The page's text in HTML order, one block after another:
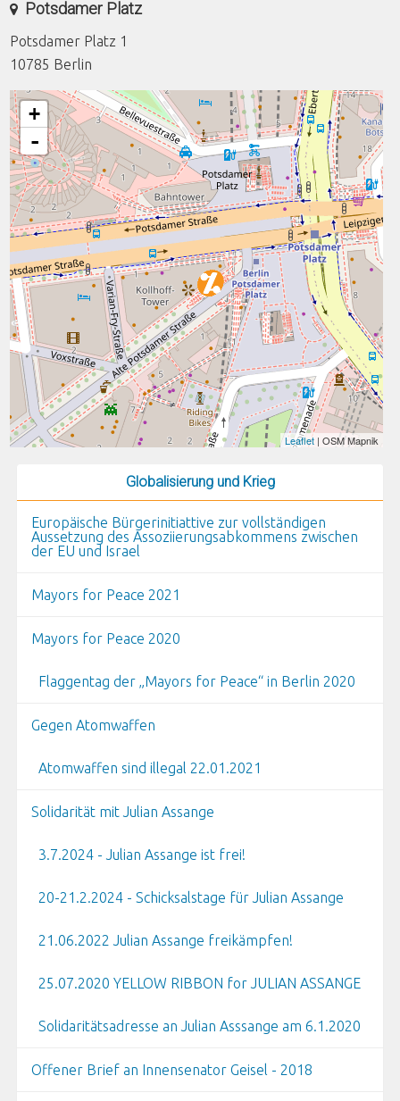
Potsdamer Platz
Potsdamer Platz 1
10785 Berlin
+
-
Leaflet| OSM Mapnik
Globalisierung und Krieg
Europäische Bürgerinitiattive zur vollständigen
Aussetzung des Assoziierungsabkommens zwischen
der EU und Israel
Mayors for Peace 2021
Mayors for Peace 2020
Flaggentag der „Mayors for Peace“ in Berlin 2020
Gegen Atomwaffen
Atomwaffen sind illegal 22.01.2021
Solidarität mit Julian Assange
3.7.2024 - Julian Assange ist frei!
20-21.2.2024 - Schicksalstage für Julian Assange
21.06.2022 Julian Assange freikämpfen!
25.07.2020 YELLOW RIBBON for JULIAN ASSANGE
Solidaritätsadresse an Julian Asssange am 6.1.2020
Offener Brief an Innensenator Geisel - 2018